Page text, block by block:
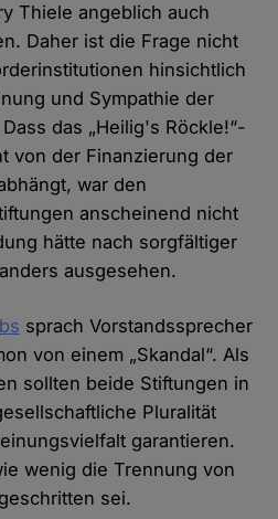
Thiele angeblich auch
Daher ist die Frage nicht
hinsichtlich
und Sympathie der
das „Heilig's Röckle!“-
von der Finanzierung der
war den
anscheinend nicht
hätte nach sorgfältiger
ausgesehen.
sprach Vorstandssprecher
von einem „Skandal“. Als
sollten beide Stiftungen in
Pluralität
garantieren.
wenig die Trennung von
sei.